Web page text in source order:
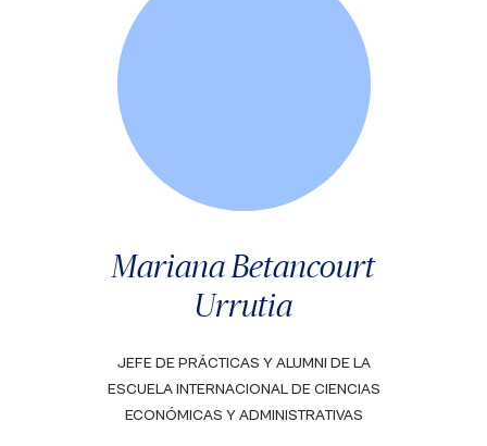
Mariana Betancourt
Urrutia
JEFE DE PRÁCTICAS Y ALUMNI DE LA
ESCUELA INTERNACIONAL DE CIENCIAS
ECONÓMICAS Y ADMINISTRATIVAS